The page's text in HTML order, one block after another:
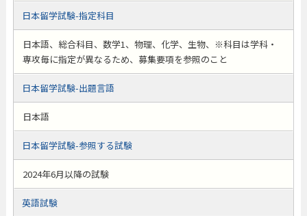
日本留学試験-指定科目
日本語、総合科目、数学1、物理、化学、生物、※科目は学科・
専攻毎に指定が異なるため、募集要項を参照のこと
日本留学試験-出題言語
日本語
日本留学試験-参照する試験
2024年6月以降の試験
英語試験